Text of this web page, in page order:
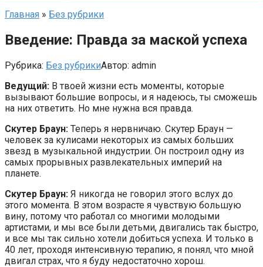
Главная » Без рубрики
Введение: Правда за маской успеха
Рубрика: Без рубрикиАвтор: admin
Ведущий: В твоей жизни есть моменты, которые
вызывают большие вопросы, и я надеюсь, ты сможешь
на них ответить. Но мне нужна вся правда.
Скутер Браун: Теперь я нервничаю. Скутер Браун —
человек за кулисами некоторых из самых больших
звезд в музыкальной индустрии. Он построил одну из
самых прорывных развлекательных империй на
планете.
Скутер Браун: Я никогда не говорил этого вслух до
этого момента. В этом возрасте я чувствую большую
вину, потому что работал со многими молодыми
артистами, и мы все были детьми, двигались так быстро,
и все мы так сильно хотели добиться успеха. И только в
40 лет, проходя интенсивную терапию, я понял, что мной
двигал страх, что я буду недостаточно хорош.